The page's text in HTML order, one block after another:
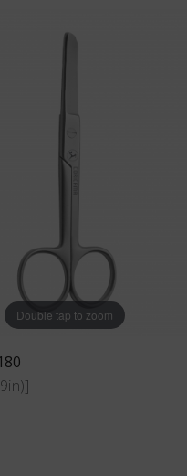
Double tap to zoom